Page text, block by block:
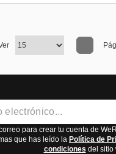
para crear tu cuenta de
que has leído la Política de
condiciones del sitio